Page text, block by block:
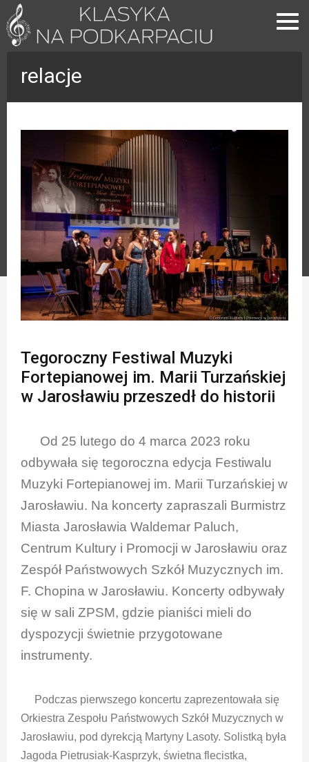
relacje
Tegoroczny Festiwal Muzyki
Fortepianowej im. Marii Turzańskiej
w Jarosławiu przeszedł do historii
Od 25 lutego do 4 marca 2023 roku
odbywała się tegoroczna edycja Festiwalu
Muzyki Fortepianowej im. Marii Turzańskiej w
Jarosławiu. Na koncerty zapraszali Burmistrz
Miasta Jarosławia Waldemar Paluch,
Centrum Kultury i Promocji w Jarosławiu oraz
Zespół Państwowych Szkół Muzycznych im.
F. Chopina w Jarosławiu. Koncerty odbywały
się w sali ZPSM, gdzie pianiści mieli do
dyspozycji świetnie przygotowane
instrumenty.
Podczas pierwszego koncertu zaprezentowała się
Orkiestra Zespołu Państwowych Szkół Muzycznych w
Jarosławiu, pod dyrekcją Martyny Lasoty. Solistką była
Jagoda Pietrusiak-Kasprzyk, świetna flecistka,